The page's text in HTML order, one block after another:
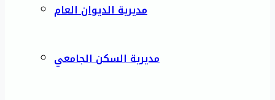
مديرية الديوان العام
مديرية السكن الجامعي